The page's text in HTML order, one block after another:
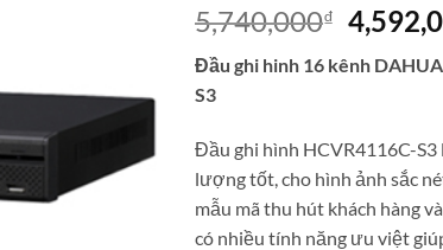
5,740,000₫ Giá
gốc
là:
Đầu ghi hinh 16 kênh
S3
Đầu ghi hình HCVR4116C-S3
lượng tốt, cho hình ảnh sắc
mẫu mã thu hút khách hàng
có nhiều tính năng ưu việt